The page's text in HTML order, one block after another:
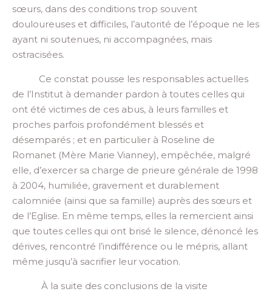
sœurs, dans des conditions trop souvent
douloureuses et difficiles, l’autorité de l’époque ne les
ayant ni soutenues, ni accompagnées, mais
ostracisées.
Ce constat pousse les responsables actuelles
de l’Institut à demander pardon à toutes celles qui
ont été victimes de ces abus, à leurs familles et
proches parfois profondément blessés et
désemparés ; et en particulier à Roseline de
Romanet (Mère Marie Vianney), empêchée, malgré
elle, d’exercer sa charge de prieure générale de 1998
à 2004, humiliée, gravement et durablement
calomniée (ainsi que sa famille) auprès des sœurs et
de l’Eglise. En même temps, elles la remercient ainsi
que toutes celles qui ont brisé le silence, dénoncé les
dérives, rencontré l’indifférence ou le mépris, allant
même jusqu’à sacrifier leur vocation.
À la suite des conclusions de la visite